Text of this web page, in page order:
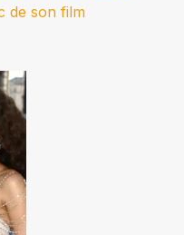
de son film